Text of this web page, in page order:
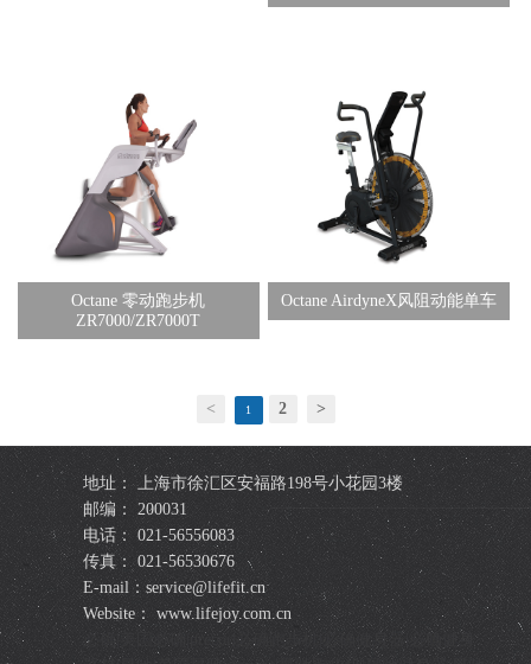
Octane 零动跑步机
ZR7000/ZR7000T
Octane AirdyneX风阻动能单车
< 1 2 >
地址： 上海市徐汇区安福路198号小花园3楼
邮编： 200031
电话： 021-56556083
传真： 021-56530676
E-mail：service@lifefit.cn
Website： www.lifejoy.com.cn
必确|美国必确|precor|必确跑步机|必确健身器|必确健身